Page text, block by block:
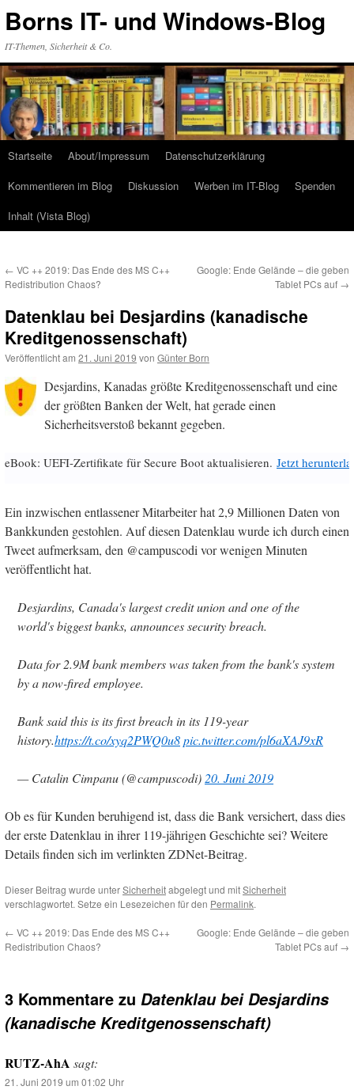
Inhalt
Borns IT- und Windows-Blog
IT-Themen, Sicherheit & Co.
Startseite About/Impressum
Datenschutzerklärung
Kommentieren im Blog
Diskussion Werben im IT-Blog
Spenden
Inhalt (Vista Blog)
← VC ++ 2019: Das Ende des MS C++
Redistribution Chaos?
Google: Ende Gelände – die geben
Tablet PCs auf →
Datenklau bei Desjardins (kanadische
Kreditgenossenschaft)
Veröffentlicht am 21. Juni 2019 von Günter Born
Desjardins, Kanadas größte Kreditgenossenschaft und eine
der größten Banken der Welt, hat gerade einen
Sicherheitsverstoß bekannt gegeben.
eBook: UEFI-Zertifikate für Secure Boot aktualisieren. Jetzt
Ein inzwischen entlassener Mitarbeiter hat 2,9 Millionen Daten von
Bankkunden gestohlen. Auf diesen Datenklau wurde ich durch einen
Tweet aufmerksam, den @campuscodi vor wenigen Minuten
veröffentlicht hat.
Desjardins, Canada's largest credit union and one of the
world's biggest banks, announces security breach.
Data for 2.9M bank members was taken from the bank's system
by a now-fired employee.
Bank said this is its first breach in its 119-year
history.https://t.co/xyq2PWQ0u8pic.twitter.com/pl6aXAJ9xR
— Catalin Cimpanu (@campuscodi)20. Juni 2019
Ob es für Kunden beruhigend ist, dass die Bank versichert, dass dies
der erste Datenklau in ihrer 119-jährigen Geschichte sei? Weitere
Details finden sich im verlinkten ZDNet-Beitrag.
Dieser Beitrag wurde unterSicherheitabgelegt und mitSicherheit
verschlagwortet. Setze ein Lesezeichen für den Permalink.
← VC ++ 2019: Das Ende des MS C++
Redistribution Chaos?
Google: Ende Gelände – die geben
Tablet PCs auf →
3 Kommentare zu Datenklau bei Desjardins
(kanadische Kreditgenossenschaft)
RUTZ-AhA sagt:
21. Juni 2019 um 01:02 Uhr